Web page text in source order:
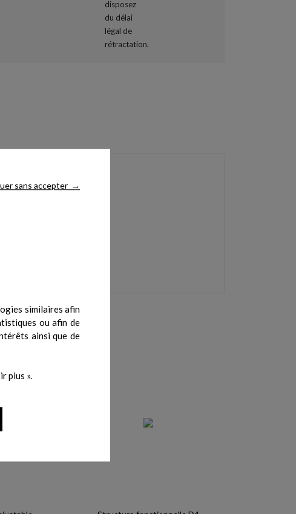
sans accepter →
similaires afin
ou afin de
ainsi que de
plus ».